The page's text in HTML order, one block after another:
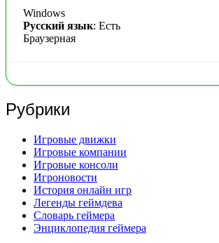
Windows
Русский язык: Есть
Браузерная
Рубрики
Игровые движки
Игровые компании
Игровые консоли
Игроновости
История онлайн игр
Легенды геймдева
Словарь геймера
Энциклопедия геймера